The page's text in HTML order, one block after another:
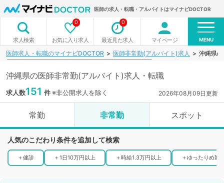
医師の求人・転職・アルバイトはマイナビDOCTOR
求人検索 お気に入り求人
0
最近見た求人
0
マイページ MENU
医師求人・転職のマイナビDOCTOR 医師非常勤(アルバイト)求人 沖縄県
沖縄県の医師非常勤(アルバイト)求人・転職
求人数151 件※非公開求人を除く 2026年08月09日更新
常勤 非常勤 スポット
人気のこだわり条件を追加して検索
＋健診 ＋1日10万円以上 ＋時給1.3万円以上 ＋ゆったりめ勤